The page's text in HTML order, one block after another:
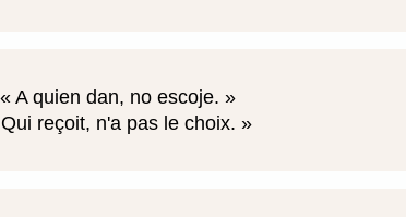
A quien dan, no escoje.
Qui reçoit, n'a pas le choix.